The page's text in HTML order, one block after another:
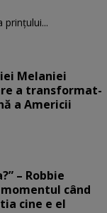
prinţului...
Melaniei
a transformat-
a Americii
– Robbie
când
cine e el